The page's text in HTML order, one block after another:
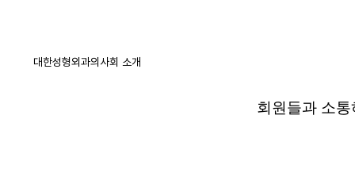
대한성형외과의사회 소개
회원들과 소